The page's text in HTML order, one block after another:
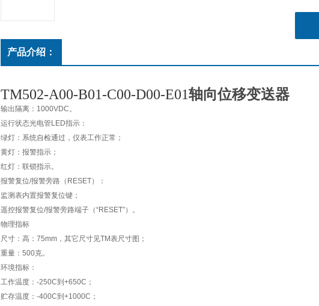
产品介绍：
TM502-A00-B01-C00-D00-E01轴向位移变送器
输出隔离：1000VDC。
运行状态光电管LED指示：
绿灯：系统自检通过，仪表工作正常；
黄灯：报警指示；
红灯：联锁指示。
报警复位/报警旁路（RESET）：
监测表内置报警复位键；
遥控报警复位/报警旁路端子（“RESET”）。
物理指标
尺寸：高：75mm，其它尺寸见TM表尺寸图；
重量：500克。
环境指标：
工作温度：-250C到+650C；
贮存温度：-400C到+1000C；